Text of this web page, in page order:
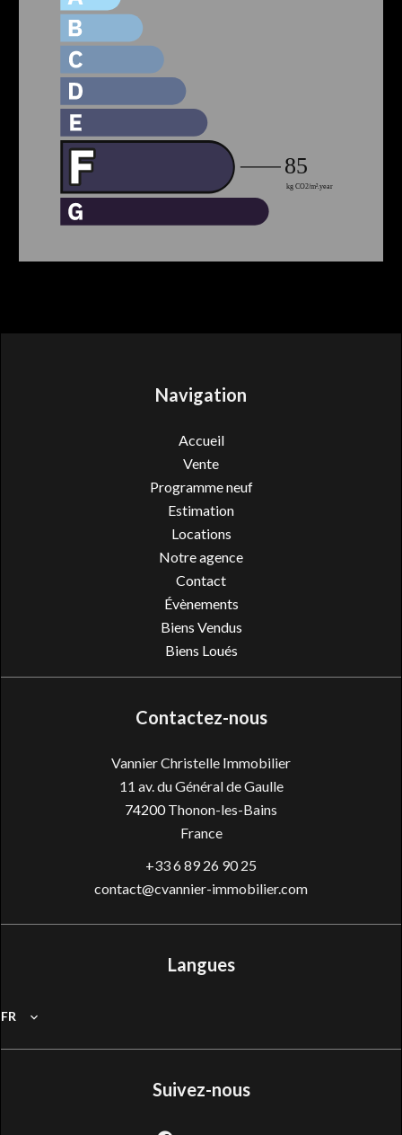
Navigation
Accueil
Vente
Programme neuf
Estimation
Locations
Notre agence
Contact
Évènements
Biens Vendus
Biens Loués
Contactez-nous
Vannier Christelle Immobilier
11 av. du Général de Gaulle
74200Thonon-les-Bains
France
+33 6 89 26 90 25
contact@cvannier-immobilier.com
Langues
FR
Suivez-nous